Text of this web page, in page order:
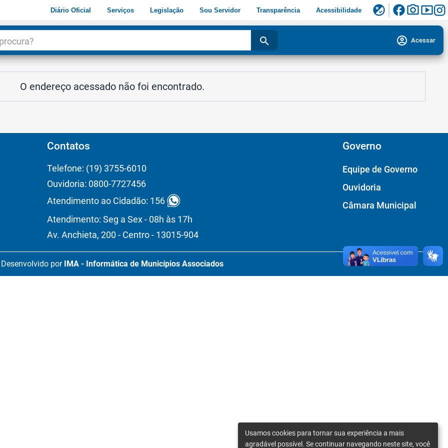
Diário Oficial Serviços Legislação Sou Servidor Transparência Acessibilidade flaky facebookphoto_camerasmart_display
search account_circle Acessar
O endereço acessado não foi encontrado.
Contatos
Telefone: (19) 3755-6010
Ouvidoria: 0800-7727456
Atendimento ao Cidadão: 156
Atendimento: Seg a Sex - 08h às 17h
Av. Anchieta, 200 - Centro - 13015-904
Governo
Equipe de Governo
Ouvidoria
Câmara Municipal
Desenvolvido por IMA - Informática de Municípios Associados
Usamos cookies para tornar sua experiência a mais
agradável possível. Se continuar navegando neste site, você